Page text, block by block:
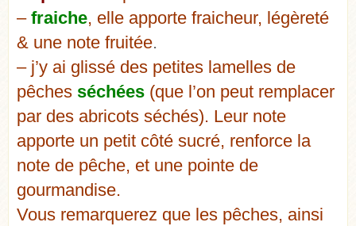
– fraiche, elle apporte fraicheur, légèreté
& une note fruitée.
– j’y ai glissé des petites lamelles de
pêches séchées (que l’on peut remplacer
par des abricots séchés). Leur note
apporte un petit côté sucré, renforce la
note de pêche, et une pointe de
gourmandise.
Vous remarquerez que les pêches, ainsi